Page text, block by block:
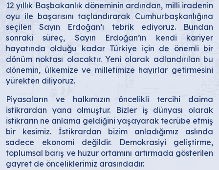
12 yıllık Başbakanlık döneminin ardından, milli iradenin
oyu ile başarısını taçlandırarak Cumhurbaşkanlığına
seçilen Sayın Erdoğan’ı tebrik ediyoruz. Bundan
sonraki süreç, Sayın Erdoğan’ın kendi kariyer
hayatında olduğu kadar Türkiye için de önemli bir
dönüm noktası olacaktır. Yeni olarak adlandırılan bu
dönemin, ülkemize ve milletimize hayırlar getirmesini
yürekten diliyoruz.
Piyasaların ve halkımızın öncelikli tercihi daima
istikrardan yana olmuştur. Bizler iş dünyası olarak
istikrarın ne anlama geldiğini yaşayarak tecrübe etmiş
bir kesimiz. İstikrardan bizim anladığımız aslında
sadece ekonomi değildir. Demokrasiyi geliştirme,
toplumsal barış ve huzur ortamını artırmada gösterilen
gayret de önceliklerimiz arasındadır.